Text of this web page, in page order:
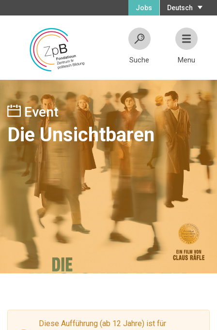
Deutsch
Jobs
Suche Menu
Event
Die Unsichtbaren
Diese Aufführung (ab 12 Jahre) ist für